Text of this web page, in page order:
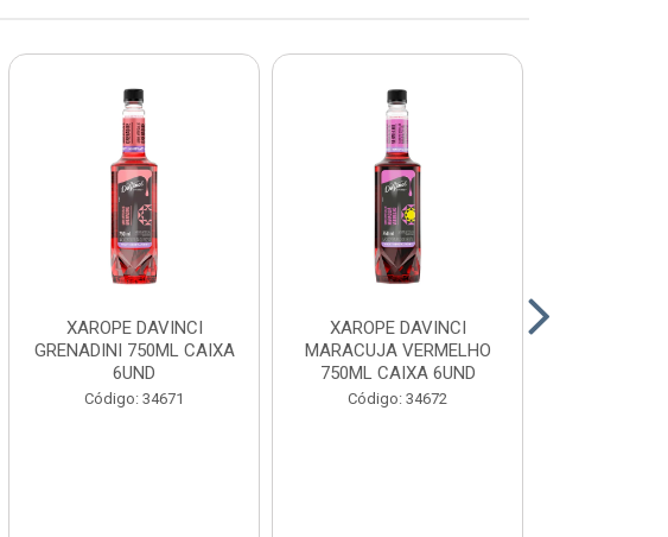
XAROPE DAVINCI
GRENADINI 750ML CAIXA
6UND
Código: 34671
XAROPE DAVINCI
MARACUJA VERMELHO
750ML CAIXA 6UND
Código: 34672